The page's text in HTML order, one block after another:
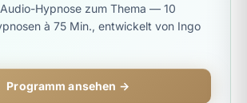
Hypnose zum Thema — 10
à 75 Min., entwickelt von Ingo
Programm ansehen →